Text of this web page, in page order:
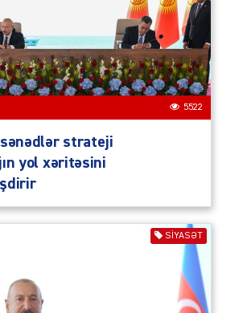
5522
sənədlər strateji
yol xəritəsini
SIYASƏT